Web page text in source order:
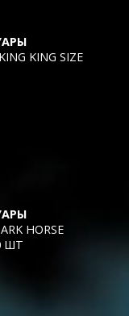
KING SIZE
HORSE
ШТ